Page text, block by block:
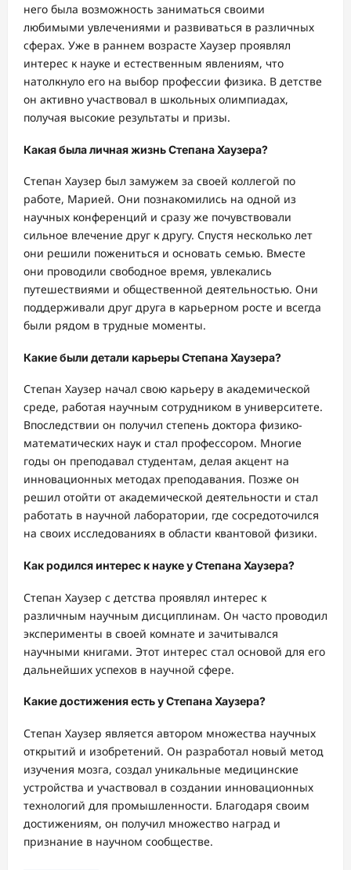
него была возможность заниматься своими
любимыми увлечениями и развиваться в различных
сферах. Уже в раннем возрасте Хаузер проявлял
интерес к науке и естественным явлениям, что
натолкнуло его на выбор профессии физика. В детстве
он активно участвовал в школьных олимпиадах,
получая высокие результаты и призы.
Какая была личная жизнь Степана Хаузера?
Степан Хаузер был замужем за своей коллегой по
работе, Марией. Они познакомились на одной из
научных конференций и сразу же почувствовали
сильное влечение друг к другу. Спустя несколько лет
они решили пожениться и основать семью. Вместе
они проводили свободное время, увлекались
путешествиями и общественной деятельностью. Они
поддерживали друг друга в карьерном росте и всегда
были рядом в трудные моменты.
Какие были детали карьеры Степана Хаузера?
Степан Хаузер начал свою карьеру в академической
среде, работая научным сотрудником в университете.
Впоследствии он получил степень доктора физико-
математических наук и стал профессором. Многие
годы он преподавал студентам, делая акцент на
инновационных методах преподавания. Позже он
решил отойти от академической деятельности и стал
работать в научной лаборатории, где сосредоточился
на своих исследованиях в области квантовой физики.
Как родился интерес к науке у Степана Хаузера?
Степан Хаузер с детства проявлял интерес к
различным научным дисциплинам. Он часто проводил
эксперименты в своей комнате и зачитывался
научными книгами. Этот интерес стал основой для его
дальнейших успехов в научной сфере.
Какие достижения есть у Степана Хаузера?
Степан Хаузер является автором множества научных
открытий и изобретений. Он разработал новый метод
изучения мозга, создал уникальные медицинские
устройства и участвовал в создании инновационных
технологий для промышленности. Благодаря своим
достижениям, он получил множество наград и
признание в научном сообществе.